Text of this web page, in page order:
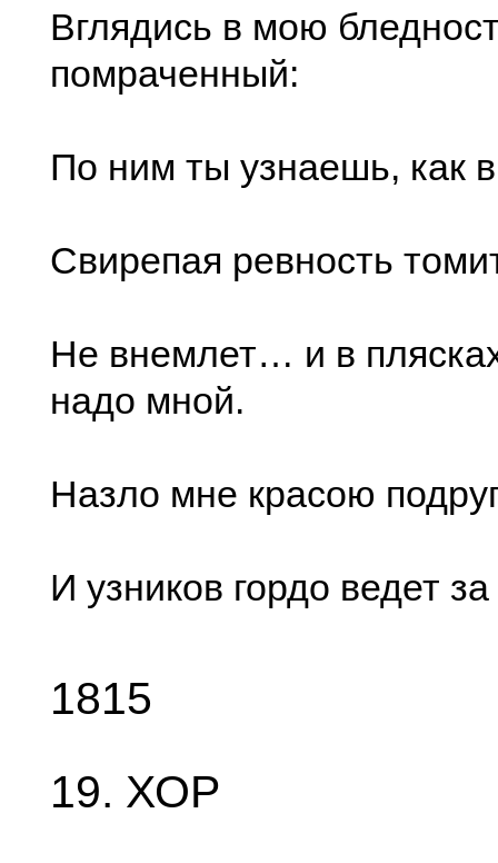
Вглядись в мою
помраченный:
По ним ты узнаешь, как
Свирепая ревность
Не внемлет… и в
надо мной.
Назло мне красою
И узников гордо ведет
1815
19. ХОР